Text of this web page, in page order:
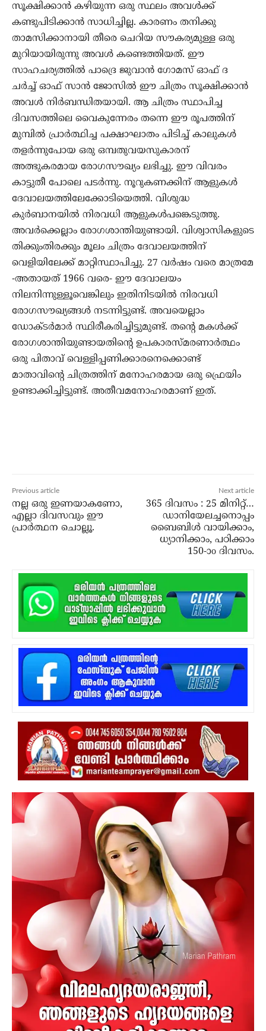
സൂക്ഷിക്കാന്‍ കഴിയുന്ന ഒരു സ്ഥലം അവള്‍ക്ക്
കണ്ടുപിടിക്കാന്‍ സാധിച്ചില്ല. കാരണം തനിക്കു
താമസിക്കാനായി തീരെ ചെറിയ സൗകര്യമുള്ള ഒരു
മുറിയായിരുന്നു അവള്‍ കണ്ടെത്തിയത്. ഈ
സാഹചര്യത്തില്‍ പാദ്രെ ജുവാന്‍ ഗോമസ് ഓഫ് ദ
ചര്‍ച്ച് ഓഫ് സാന്‍ ജോസില്‍ ഈ ചിത്രം സൂക്ഷിക്കാന്‍
അവള്‍ നിര്‍ബന്ധിതയായി. ആ ചിത്രം സ്ഥാപിച്ച
ദിവസത്തിലെ വൈകുന്നേരം തന്നെ ഈ രൂപത്തിന്
മുമ്പില്‍ പ്രാര്‍ത്ഥിച്ച പക്ഷാഘാതം പിടിച്ച് കാലുകള്‍
തളര്‍ന്നുപോയ ഒരു ഒമ്പതുവയസുകാരന്
അത്ഭുകരമായ രോഗസൗഖ്യം ലഭിച്ചു. ഈ വിവരം
കാട്ടുതീ പോലെ പടര്‍ന്നു. നൂറുകണക്കിന് ആളുകള്‍
ദേവാലയത്തിലേക്കോടിയെത്തി. വിശുദ്ധ
കുര്‍ബാനയില്‍ നിരവധി ആളുകള്‍പങ്കെടുത്തു.
അവര്‍ക്കെല്ലാം രോഗശാന്തിയുണ്ടായി. വിശ്വാസികളുടെ
തിക്കുംതിരക്കും മൂലം ചിത്രം ദേവാലയത്തിന്
വെളിയിലേക്ക് മാറ്റിസ്ഥാപിച്ചു. 27 വര്‍ഷം വരെ മാത്രമേ
-അതായത് 1966 വരെ- ഈ ദേവാലയം
നിലനിന്നുള്ളൂവെങ്കിലും ഇതിനിടയില്‍ നിരവധി
രോഗസൗഖ്യങ്ങള്‍ നടന്നിട്ടുണ്ട്. അവയെല്ലാം
ഡോക്ടര്‍മാര്‍ സ്ഥിരീകരിച്ചിട്ടുമുണ്ട്. തന്റെ മകള്‍ക്ക്
രോഗശാന്തിയുണ്ടായതിന്റെ ഉപകാരസ്മരണാര്‍ത്ഥം
ഒരു പിതാവ് വെള്ളിപ്പണിക്കാരനെക്കൊണ്ട്
മാതാവിന്റെ ചിത്രത്തിന് മനോഹരമായ ഒരു ഫ്രെയിം
ഉണ്ടാക്കിച്ചിട്ടുണ്ട്. അതീവമനോഹരമാണ് ഇത്.
Previous article
നല്ല ഒരു ഇണയാകണോ,
എല്ലാ ദിവസവും ഈ
പ്രാര്‍ത്ഥന ചൊല്ലൂ.
Next article
365 ദിവസം : 25 മിനിറ്റ്…
ഡാനിയേലച്ചനൊപ്പം
ബൈബിൾ വായിക്കാം,
ധ്യാനിക്കാം, പഠിക്കാം
150-ാo ദിവസം.